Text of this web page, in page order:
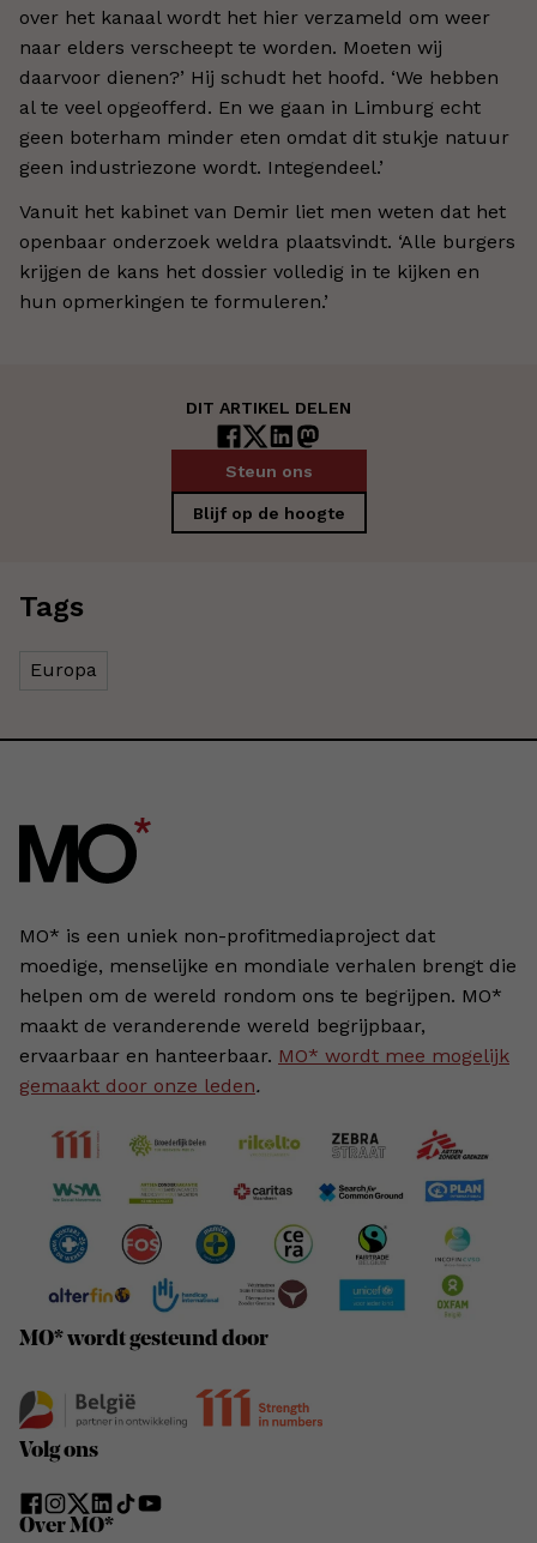
over het kanaal wordt het hier verzameld om weer
naar elders verscheept te worden. Moeten wij
daarvoor dienen?’ Hij schudt het hoofd. ‘We hebben
al te veel opgeofferd. En we gaan in Limburg echt
geen boterham minder eten omdat dit stukje natuur
geen industriezone wordt. Integendeel.’
Vanuit het kabinet van Demir liet men weten dat het
openbaar onderzoek weldra plaatsvindt. ‘Alle burgers
krijgen de kans het dossier volledig in te kijken en
hun opmerkingen te formuleren.’
DIT ARTIKEL DELEN
Steun ons
Blijf op de hoogte
Tags
Europa
MO* is een uniek non-profitmediaproject dat
moedige, menselijke en mondiale verhalen brengt die
helpen om de wereld rondom ons te begrijpen. MO*
maakt de veranderende wereld begrijpbaar,
ervaarbaar en hanteerbaar. MO* wordt mee mogelijk
gemaakt door onze leden.
MO* wordt gesteund door
Volg ons
Over MO*